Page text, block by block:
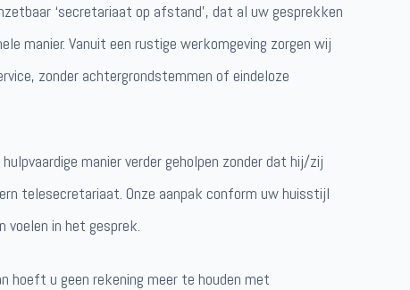
‘secretariaat op afstand’, dat al uw gesprekken
manier. Vanuit een rustige werkomgeving zorgen wij
zonder achtergrondstemmen of eindeloze
manier verder geholpen zonder dat hij/zij
telesecretariaat. Onze aanpak conform uw huisstijl
in het gesprek.
hoeft u geen rekening meer te houden met